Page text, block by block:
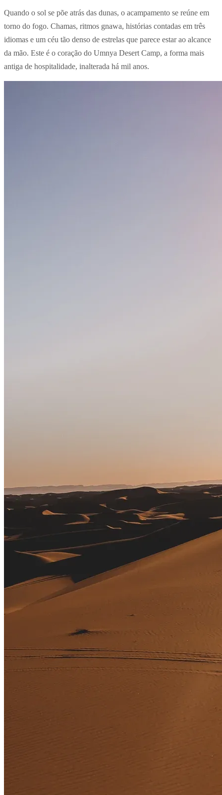
Quando o sol se põe atrás das dunas, o acampamento se reúne em
torno do fogo. Chamas, ritmos gnawa, histórias contadas em três
idiomas e um céu tão denso de estrelas que parece estar ao alcance
da mão. Este é o coração do Umnya Desert Camp, a forma mais
antiga de hospitalidade, inalterada há mil anos.